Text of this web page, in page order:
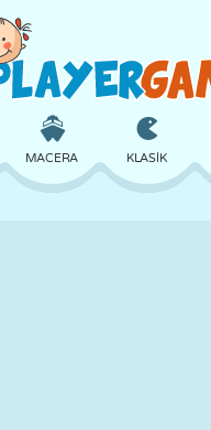
MACERA KLASIK